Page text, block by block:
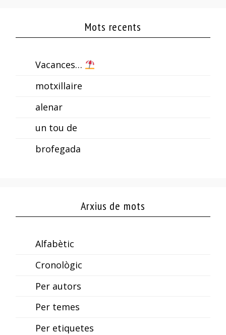
Mots recents
Vacances…
motxillaire
alenar
un tou de
brofegada
Arxius de mots
Alfabètic
Cronològic
Per autors
Per temes
Per etiquetes